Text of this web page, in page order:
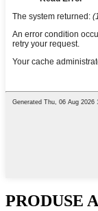
PRODUSE